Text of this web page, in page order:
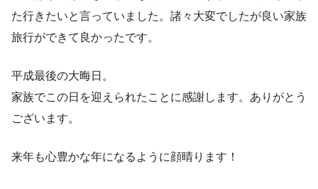
た行きたいと言っていました。諸々大変でしたが良い家族
旅行ができて良かったです。
平成最後の大晦日。
家族でこの日を迎えられたことに感謝します。ありがとう
ございます。
来年も心豊かな年になるように顔晴ります！